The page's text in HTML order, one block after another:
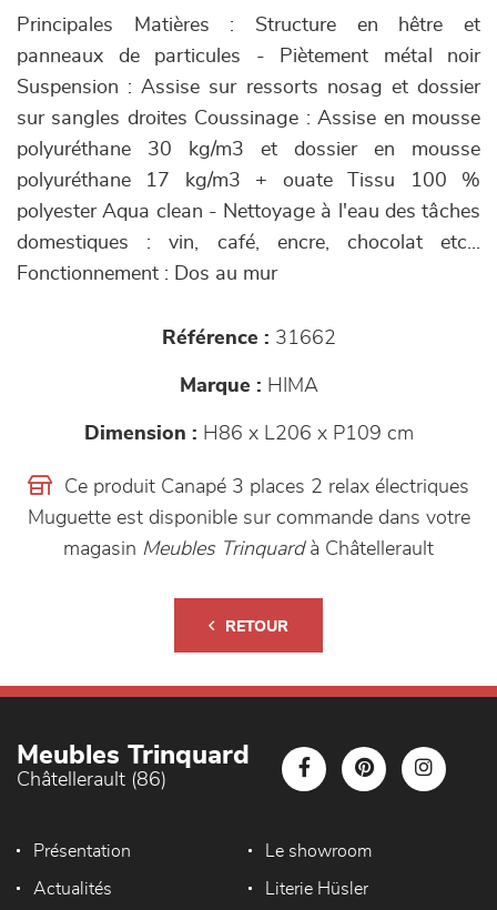
Principales Matières : Structure en hêtre et
panneaux de particules - Piètement métal noir
Suspension : Assise sur ressorts nosag et dossier
sur sangles droites Coussinage : Assise en mousse
polyuréthane 30 kg/m3 et dossier en mousse
polyuréthane 17 kg/m3 + ouate Tissu 100 %
polyester Aqua clean - Nettoyage à l'eau des tâches
domestiques : vin, café, encre, chocolat etc...
Fonctionnement : Dos au mur
Référence : 31662
Marque : HIMA
Dimension : H86 x L206 x P109 cm
Ce produit Canapé 3 places 2 relax électriques
Muguette est disponible sur commande dans votre
magasin Meubles Trinquard à Châtellerault
RETOUR
Meubles Trinquard
Châtellerault (86)
Présentation Le showroom
Actualités Literie Hüsler